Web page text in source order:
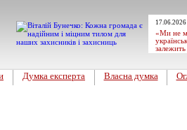
«Ми не
Думка експерта Власна думка